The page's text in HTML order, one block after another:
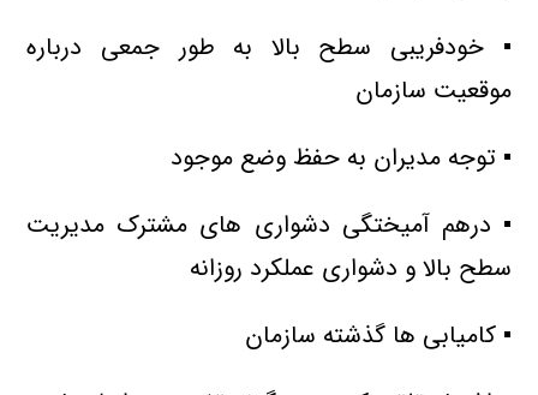
▪ خودفریبی سطح بالا به طور جمعی درباره
موقعیت سازمان
▪ توجه مدیران به حفظ وضع موجود
▪ درهم آمیختگی دشواری های مشترک مدیریت
سطح بالا و دشواری عملکرد روزانه
▪ کامیابی ها گذشته سازمان